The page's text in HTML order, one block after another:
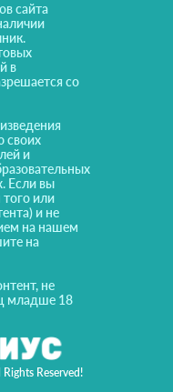
Reserved!
сайта
в
со
своих
и
Если вы
того или
и не
на нашем
на
не
младше 18